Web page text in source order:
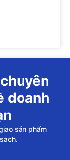
doanh
sản phẩm